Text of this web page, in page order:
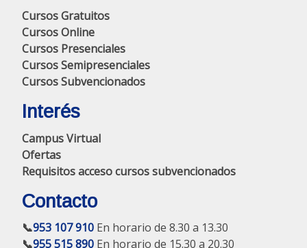
Cursos Gratuitos
Cursos Online
Cursos Presenciales
Cursos Semipresenciales
Cursos Subvencionados
Interés
Campus Virtual
Ofertas
Requisitos acceso cursos subvencionados
Contacto
📞953 107 910 En horario de 8.30 a 13.30
📞955 515 890 En horario de 15.30 a 20.30